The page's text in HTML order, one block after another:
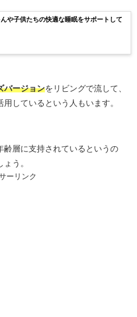
や子供たちの快適な睡眠をサポートして
バージョンをリビングで流して、
しているという人もいます。
齢層に支持されているというの
う。
ーリンク